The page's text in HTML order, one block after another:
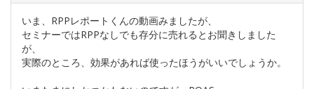
いま、RPPレポートくんの動画みましたが、
セミナーではRPPなしでも存分に売れるとお聞きしました
が、
実際のところ、効果があれば使ったほうがいいでしょうか。